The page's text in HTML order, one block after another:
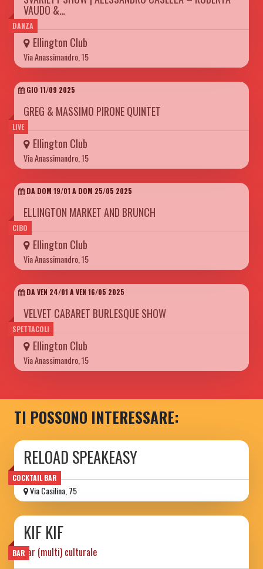
DANZA
VAUDO &…
Ellington Club
Via Anassimandro, 15
LIVE
GIO 11/09 2025
GREG & MASSIMO PIRONE QUINTET
Ellington Club
Via Anassimandro, 15
CIBO
DA DOM 19/01 A DOM 25/05 2025
ELLINGTON MARKET AND BRUNCH
Ellington Club
Via Anassimandro, 15
SPETTACOLI
DA VEN 24/01 A VEN 16/05 2025
VELVET CABARET BURLESQUE SHOW
Ellington Club
Via Anassimandro, 15
TI POSSONO INTERESSARE:
COCKTAIL BAR
RELOAD SPEAKEASY
Via Casilina, 75
BAR
KIF KIF
bar (multi) culturale